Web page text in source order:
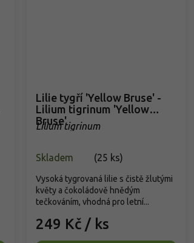
Lilie tygří 'Yellow Bruse' -
Lilium tigrinum 'Yellow
Bruse'
Lilium tigrinum
Skladem (25 ks)
249 Kč / ks
Vysoká tygrovaná lilie s čistě žlutými
květy a čokoládově hnědým
tečkováním, vhodná pro letní...